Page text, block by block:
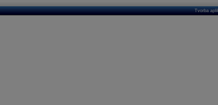
Databanka - Ceny
Tvorba